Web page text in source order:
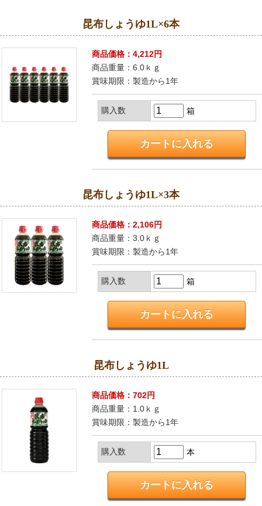
昆布しょうゆ1L×6本
商品価格：4,212円
商品重量：6.0ｋｇ
賞味期限：製造から1年
購入数 箱
昆布しょうゆ1L×3本
商品価格：2,106円
商品重量：3.0ｋｇ
賞味期限：製造から1年
購入数 箱
昆布しょうゆ1L
商品価格：702円
商品重量：1.0ｋｇ
賞味期限：製造から1年
購入数 本